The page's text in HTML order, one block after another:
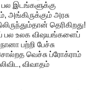
இடங்களுக்கு
அங்கிருக்கும் அரசு
தெரிகிறது!
பல உலக விஷயங்களைப்
பற்றி பேச்சு
வெச்சு ப்ரோக்ராம்
விவாதம்